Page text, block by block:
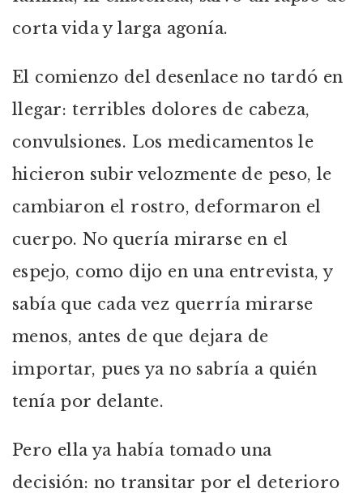
corta vida y larga agonía.
El comienzo del desenlace no tardó en
llegar: terribles dolores de cabeza,
convulsiones. Los medicamentos le
hicieron subir velozmente de peso, le
cambiaron el rostro, deformaron el
cuerpo. No quería mirarse en el
espejo, como dijo en una entrevista, y
sabía que cada vez querría mirarse
menos, antes de que dejara de
importar, pues ya no sabría a quién
tenía por delante.
Pero ella ya había tomado una
decisión: no transitar por el deterioro